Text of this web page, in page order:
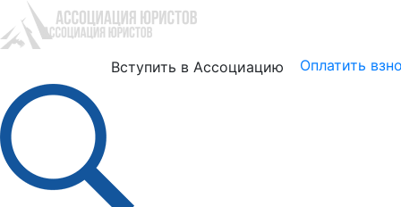
Вступить в Ассоциацию Оплатить